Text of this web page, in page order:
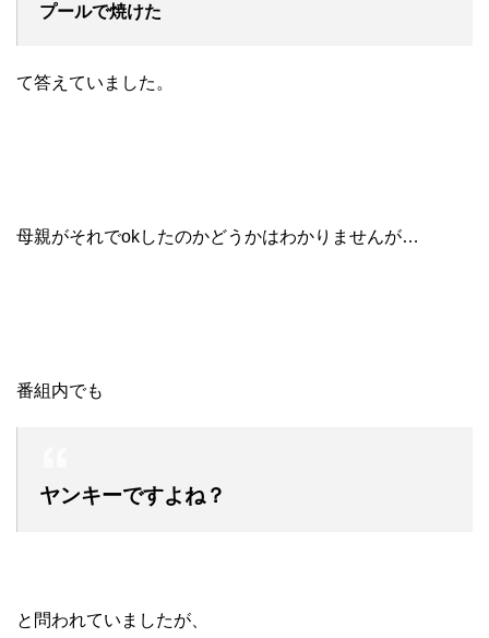
プールで焼けた
て答えていました。
母親がそれでokしたのかどうかはわかりませんが…
番組内でも
ヤンキーですよね？
と問われていましたが、